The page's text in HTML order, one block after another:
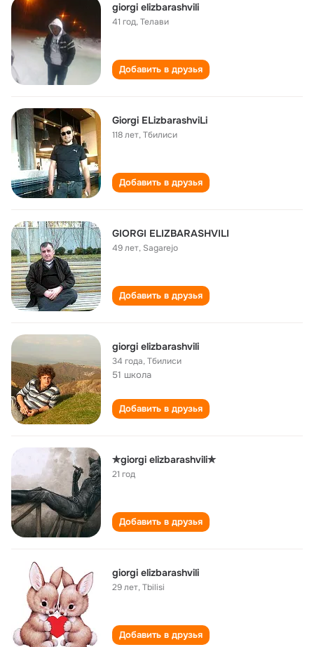
giorgi elizbarashvili
41 год,Телави
Добавить в друзья
Giorgi ELizbarashviLi
118 лет,Тбилиси
Добавить в друзья
GIORGI ELIZBARASHVILI
49 лет, Sagarejo
Добавить в друзья
giorgi elizbarashvili
34 года,Тбилиси
51 школа
Добавить в друзья
✯giorgi elizbarashvili✯
21 год
Добавить в друзья
giorgi elizbarashvili
29 лет,Tbilisi
Добавить в друзья